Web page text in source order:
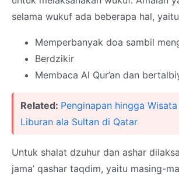
selama wukuf ada beberapa hal,
Memperbanyak doa sambil
Berdzikir
Membaca Al Qur’an dan
Related: Penginapan hingga
Liburan ala Sultan di Qatar
Untuk shalat dzuhur dan ashar
jama’ qashar taqdim, yaitu masing-